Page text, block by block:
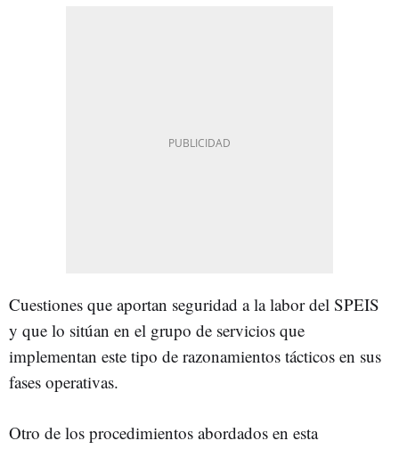
Cuestiones que aportan seguridad a la labor del SPEIS
y que lo sitúan en el grupo de servicios que
implementan este tipo de razonamientos tácticos en sus
fases operativas.
Otro de los procedimientos abordados en esta